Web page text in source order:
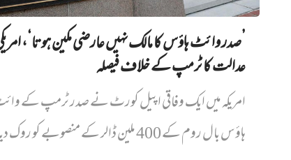
’صدر وائٹ ہاؤس کا مالک نہیں‌ عارضی مکین ہوتا‘،
عدالت کا ٹرمپ کے خلاف فیصلہ
امریکہ میں ایک وفاقی اپیل کورٹ نے صدر ٹرمپ کے
ہاؤس بال روم کے 400 ملین ڈالر کے منصوبے کو روک دیا...